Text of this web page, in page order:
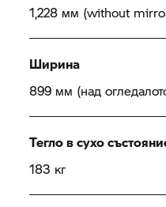
1,228 мм (without
Ширина
899 мм (над
Тегло в сухо
183 кг